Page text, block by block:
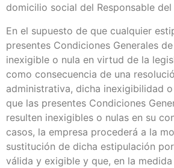
domicilio social del Responsable
En el supuesto de que cualquier
presentes Condiciones Generales
inexigible o nula en virtud de la
como consecuencia de una
administrativa, dicha inexigibilidad
que las presentes Condiciones
resulten inexigibles o nulas en su
casos, la empresa procederá a la
sustitución de dicha estipulación
válida y exigible y que, en la